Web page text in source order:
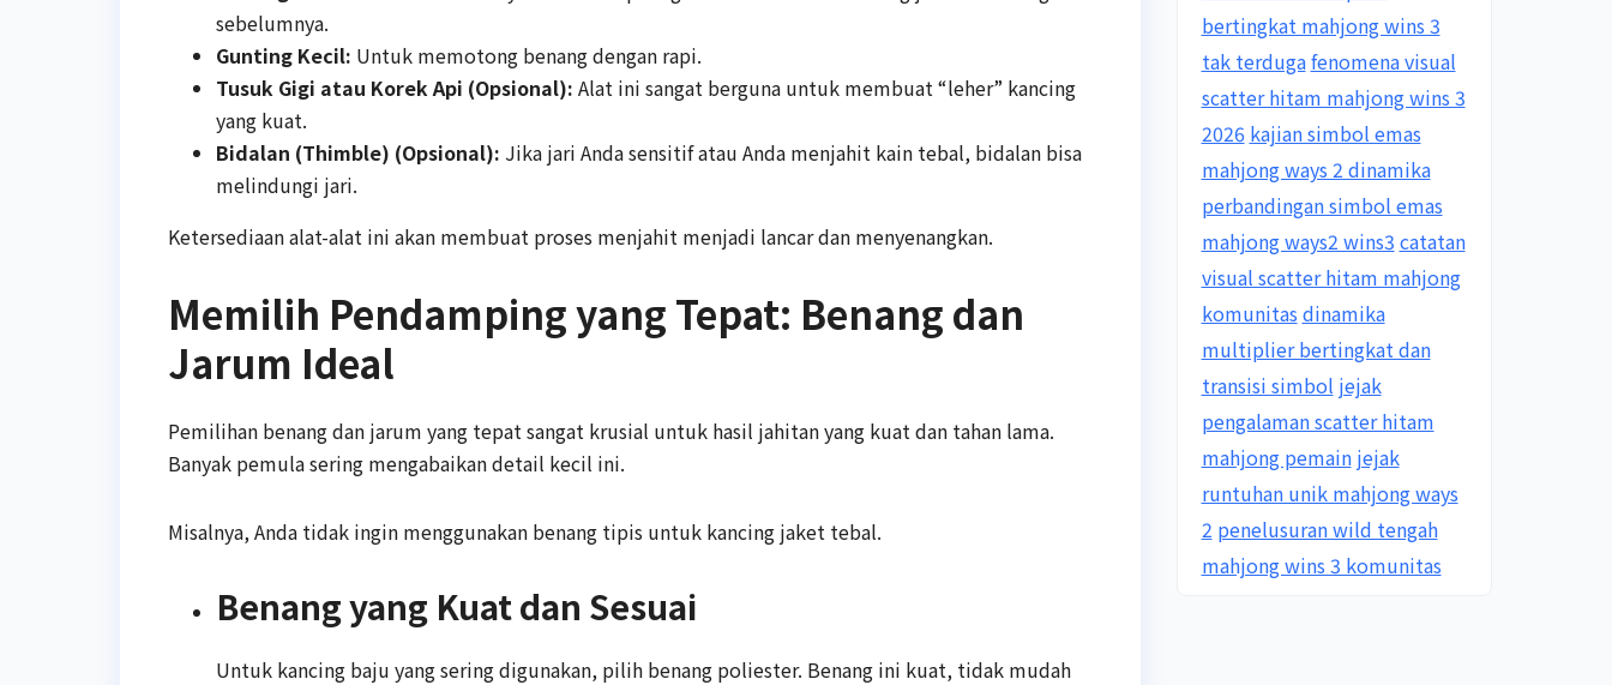
sebelumnya.
Gunting Kecil: Untuk memotong benang dengan rapi.
Tusuk Gigi atau Korek Api (Opsional): Alat ini sangat berguna untuk membuat “leher” kancing
yang kuat.
Bidalan (Thimble) (Opsional): Jika jari Anda sensitif atau Anda menjahit kain tebal, bidalan bisa
melindungi jari.
Ketersediaan alat-alat ini akan membuat proses menjahit menjadi lancar dan menyenangkan.
Memilih Pendamping yang Tepat: Benang dan
Jarum Ideal
Pemilihan benang dan jarum yang tepat sangat krusial untuk hasil jahitan yang kuat dan tahan lama.
Banyak pemula sering mengabaikan detail kecil ini.
Misalnya, Anda tidak ingin menggunakan benang tipis untuk kancing jaket tebal.
Benang yang Kuat dan Sesuai
Untuk kancing baju yang sering digunakan, pilih benang poliester. Benang ini kuat, tidak mudah
bertingkat mahjong wins 3
tak terdugafenomena visual
scatter hitam mahjong wins 3
2026 kajian simbol emas
mahjong ways 2 dinamika
perbandingan simbol emas
mahjong ways2 wins3 catatan
visual scatter hitam mahjong
komunitas dinamika
multiplier bertingkat dan
transisi simbol jejak
pengalaman scatter hitam
mahjong pemain jejak
runtuhan unik mahjong ways
2 penelusuran wild tengah
mahjong wins 3 komunitas